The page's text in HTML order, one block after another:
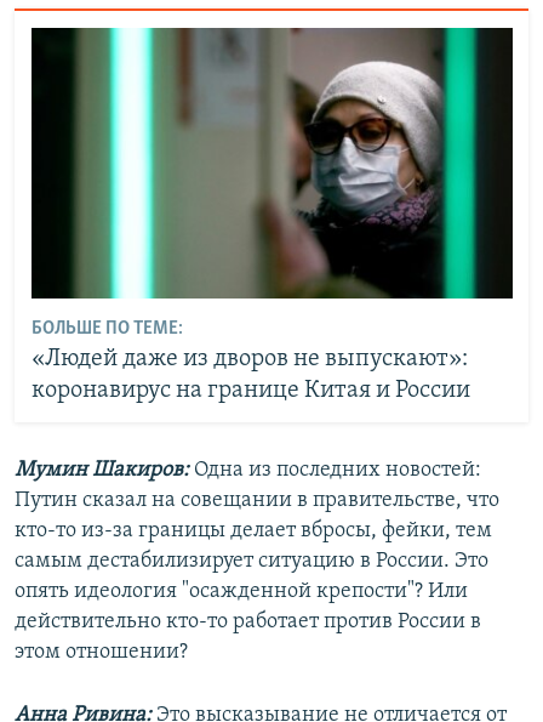
БОЛЬШЕ ПО ТЕМЕ:
«Людей даже из дворов не выпускают»:
коронавирус на границе Китая и России
Мумин Шакиров:Одна из последних новостей:
Путин сказал на совещании в правительстве, что
кто-то из-за границы делает вбросы, фейки, тем
самым дестабилизирует ситуацию в России. Это
опять идеология "осажденной крепости"? Или
действительно кто-то работает против России в
этом отношении?
Анна Ривина: Это высказывание не отличается от